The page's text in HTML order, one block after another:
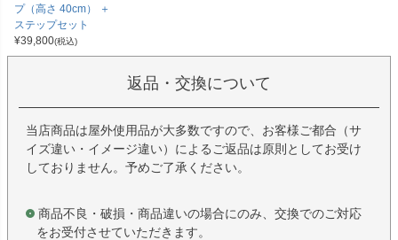
プ（高さ 40cm） ＋
ステップセット
¥39,800(税込)
返品・交換について
当店商品は屋外使用品が大多数ですので、お客様ご都合（サ
イズ違い・イメージ違い）によるご返品は原則としてお受け
しておりません。予めご了承ください。
商品不良・破損・商品違いの場合にのみ、交換でのご対応
をお受付させていただきます。